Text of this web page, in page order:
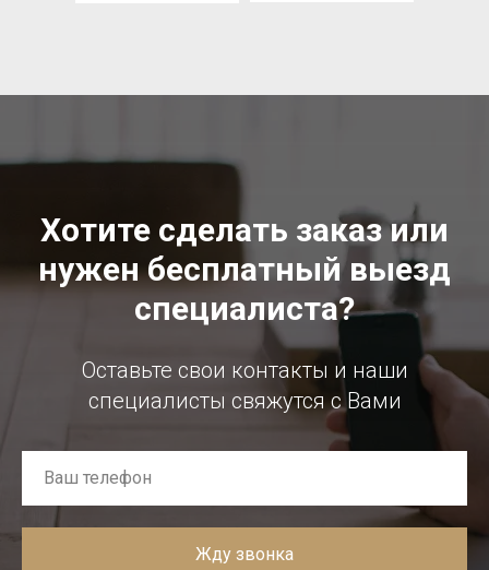
Хотите сделать заказ или
нужен бесплатный выезд
специалиста?
Оставьте свои контакты и наши
специалисты свяжутся с Вами
Жду звонка